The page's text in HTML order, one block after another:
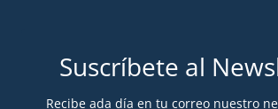
Suscríbete al
Recibe ada día en tu correo nuestro